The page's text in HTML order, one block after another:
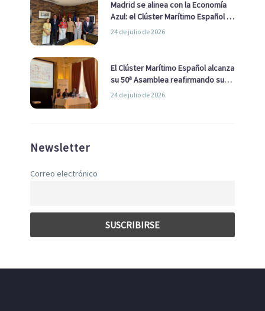
Madrid se alinea con la Economía
Azul: el Clúster Marítimo Español y
la Real Liga Naval avanzan alianzas
24 de julio de 2026
El Clúster Marítimo Español alcanza
su 50ª Asamblea reafirmando su
liderazgo en la Economía Azul
24 de julio de 2026
Newsletter
Correo electrónico